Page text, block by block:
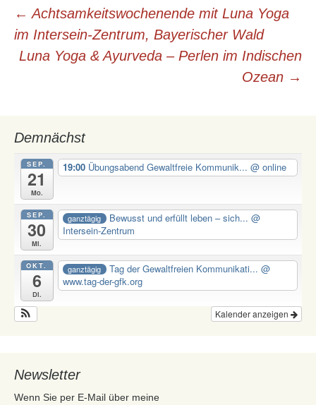
Beitrags-
Navigation
← Achtsamkeitswochenende mit Luna Yoga
im Intersein-Zentrum, Bayerischer Wald
Luna Yoga & Ayurveda – Perlen im Indischen
Ozean →
Demnächst
SEP.
21
Mo.
19:00 Übungsabend Gewaltfreie Kommunik... @ online
SEP.
30
Mi.
ganztägig Bewusst und erfüllt leben – sich...@
Intersein-Zentrum
OKT.
6
Di.
ganztägig Tag der Gewaltfreien Kommunikati...@
www.tag-der-gfk.org
Kalender anzeigen
Newsletter
Wenn Sie per E-Mail über meine